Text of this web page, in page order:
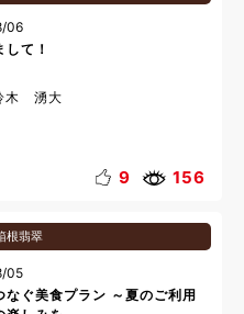
06
て！
木 湧大
9 156
根翡翠
05
なぐ美食プラン ～夏のご利用